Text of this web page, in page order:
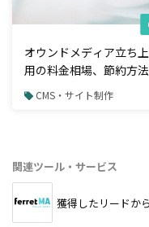
オウンドメディア立ち
用の料金相場、節約方
CMS・サイト制作
関連ツール・サービス
獲得したリードか